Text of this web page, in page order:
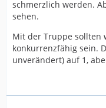
schmerzlich werden.
sehen.
Mit der Truppe sollten
konkurrenzfähig sein.
unverändert) auf 1,